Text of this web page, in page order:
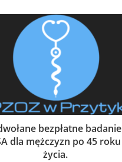
bezpłatne badanie
dla mężczyzn po 45 roku
życia.